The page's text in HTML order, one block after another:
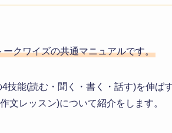
クワイズの共通マニュアルです。
技能(読む・聞く・書く・話す)を伸ば
文レッスン)について紹介をします。